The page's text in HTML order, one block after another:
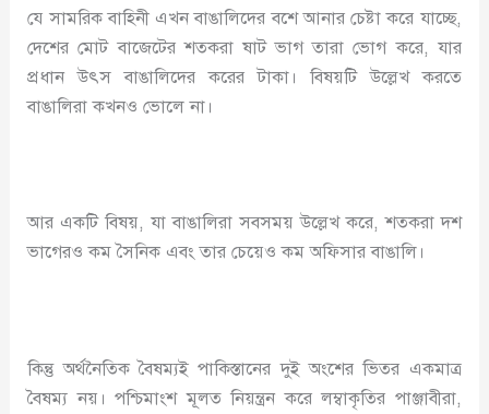
যে সামরিক বাহিনী এখন বাঙালিদের বশে আনার চেষ্টা করে যাচ্ছে,
দেশের মোট বাজেটের শতকরা ষাট ভাগ তারা ভোগ করে, যার
প্রধান উৎস বাঙালিদের করের টাকা। বিষয়টি উল্লেখ করতে
বাঙালিরা কখনও ভোলে না।
আর একটি বিষয়, যা বাঙালিরা সবসময় উল্লেখ করে, শতকরা দশ
ভাগেরও কম সৈনিক এবং তার চেয়েও কম অফিসার বাঙালি।
কিন্তু অর্থনৈতিক বৈষম্যই পাকিস্তানের দুই অংশের ভিতর একমাত্র
বৈষম্য নয়। পশ্চিমাংশ মূলত নিয়ন্ত্রন করে লম্বাকৃতির পাঞ্জাবীরা,